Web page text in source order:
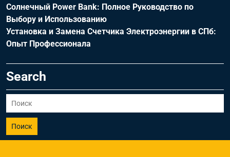
Солнечный Power Bank: Полное Руководство по
Выбору и Использованию
Установка и Замена Счетчика Электроэнергии в СПб:
Опыт Профессионала
Search
Поиск